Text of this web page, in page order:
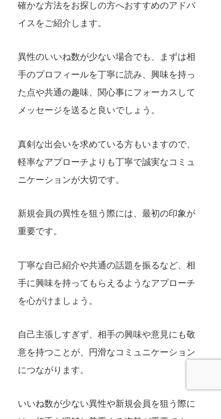
確かな方法をお探しの方へおすすめのアドバ
イスをご紹介します。
異性のいいね数が少ない場合でも、まずは相
手のプロフィールを丁寧に読み、興味を持っ
た点や共通の趣味、関心事にフォーカスして
メッセージを送ると良いでしょう。
真剣な出会いを求めている方もいますので、
軽率なアプローチよりも丁寧で誠実なコミュ
ニケーションが大切です。
新規会員の異性を狙う際には、最初の印象が
重要です。
丁寧な自己紹介や共通の話題を振るなど、相
手に興味を持ってもらえるようなアプローチ
を心がけましょう。
自己主張しすぎず、相手の興味や意見にも敬
意を持つことが、円滑なコミュニケーション
につながります。
いいね数が少ない異性や新規会員を狙う際に